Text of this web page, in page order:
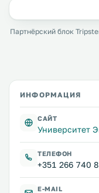
Партнёрский блок
ИНФОРМАЦИЯ
САЙТ
Университет
ТЕЛЕФОН
+351 266 740
E-MAIL